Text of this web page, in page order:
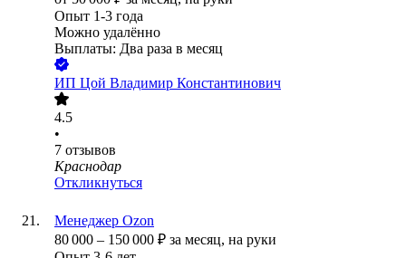
Опыт 1-3 года
Можно удалённо
Выплаты: Два раза в месяц
ИП Цой Владимир Константинович
4.5
•
7 отзывов
Краснодар
Откликнуться
Менеджер Ozon
80 000 – 150 000 ₽ за месяц, на руки